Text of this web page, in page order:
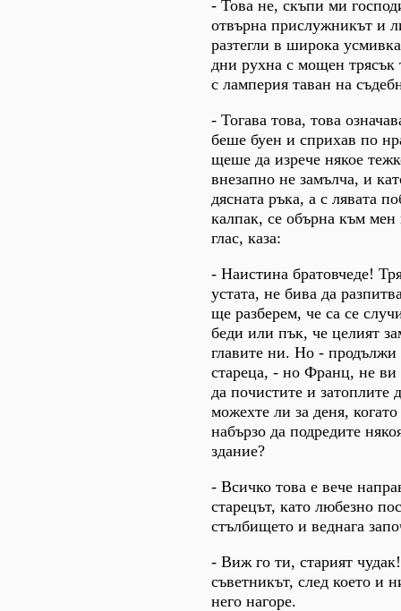
- Това не, скъпи ми
отвърна прислужникът и
разтегли в широка
дни рухна с мощен трясък
с ламперия таван на
- Тогава това, това
беше буен и сприхав по
щеше да изрече някое
внезапно не замълча, и
дясната ръка, а с лявата
калпак, се обърна към
глас, каза:
- Наистина братовчеде!
устата, не бива да
ще разберем, че са се
беди или пък, че целият
главите ни. Но -
стареца, - но Франц, не
да почистите и затоплите
можехте ли за деня,
набързо да подредите
здание?
- Всичко това е вече
старецът, като любезно
стълбището и веднага
- Виж го ти, старият
съветникът, след което и
него нагоре.